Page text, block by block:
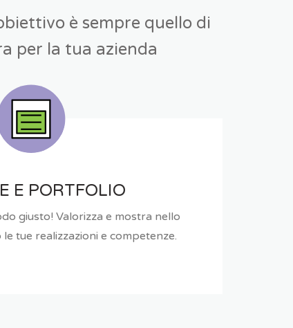
è sempre quello di
per la tua azienda
E PORTFOLIO
giusto! Valorizza e mostra nello
tue realizzazioni e competenze.